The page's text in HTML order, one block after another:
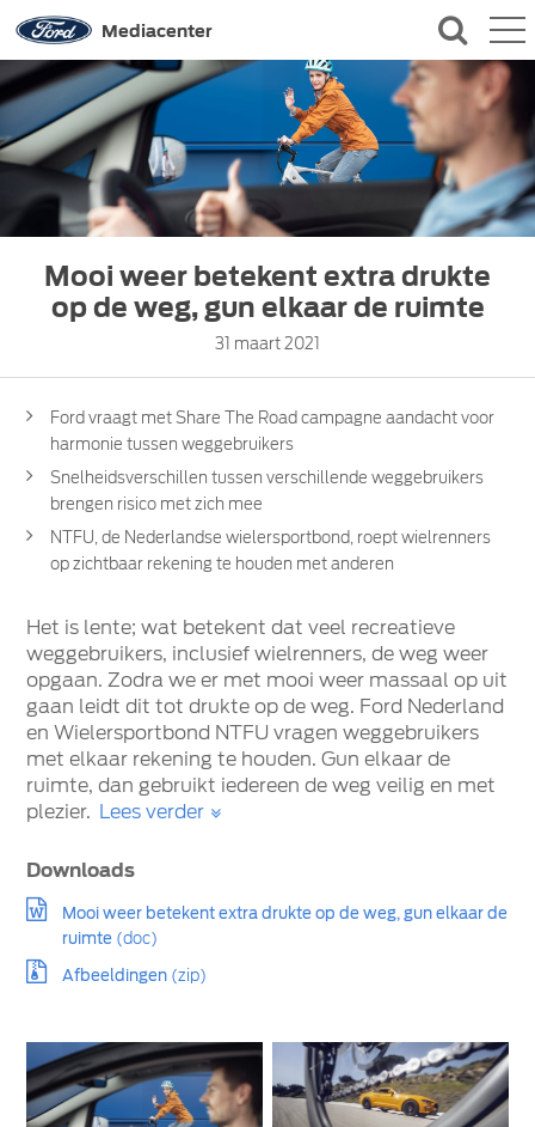
Mediacenter
CONTACT
Mooi weer betekent extra drukte
op de weg, gun elkaar de ruimte
31 maart 2021
Ford vraagt met Share The Road campagne aandacht voor
harmonie tussen weggebruikers
Snelheidsverschillen tussen verschillende weggebruikers
brengen risico met zich mee
NTFU, de Nederlandse wielersportbond, roept wielrenners
op zichtbaar rekening te houden met anderen
Het is lente; wat betekent dat veel recreatieve
weggebruikers, inclusief wielrenners, de weg weer
opgaan. Zodra we er met mooi weer massaal op uit
gaan leidt dit tot drukte op de weg. Ford Nederland
en Wielersportbond NTFU vragen weggebruikers
met elkaar rekening te houden. Gun elkaar de
ruimte, dan gebruikt iedereen de weg veilig en met
plezier. Lees verder
Downloads
Mooi weer betekent extra drukte op de weg, gun elkaar de
ruimte (doc)
Afbeeldingen (zip)